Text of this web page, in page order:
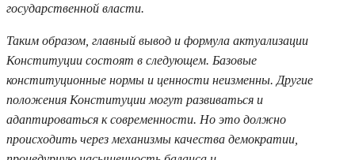
государственной власти.
Таким образом, главный вывод и формула актуализации
Конституции состоят в следующем. Базовые
конституционные нормы и ценности неизменны. Другие
положения Конституции могут развиваться и
адаптироваться к современности. Но это должно
происходить через механизмы качества демократии,